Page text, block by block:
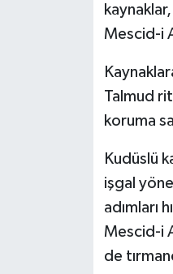
Mescid-i
Talmud
koruma
Kudüslü
işgal
adımları
Mescid-i
de